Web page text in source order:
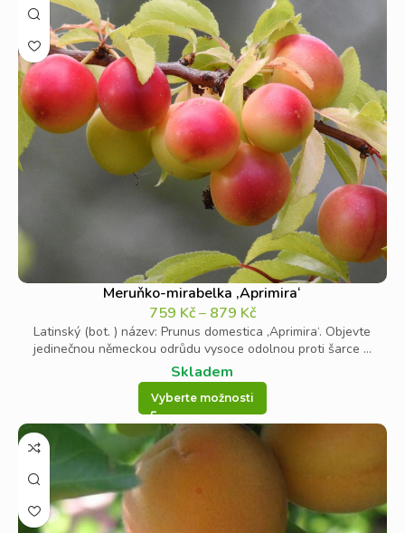
Meruňko-mirabelka ‚Aprimira‘
759 Kč– 879 Kč
Latinský (bot. ) název: Prunus domestica ‚Aprimira‘. Objevte
jedinečnou německou odrůdu vysoce odolnou proti šarce ...
Skladem
Vyberte možnosti